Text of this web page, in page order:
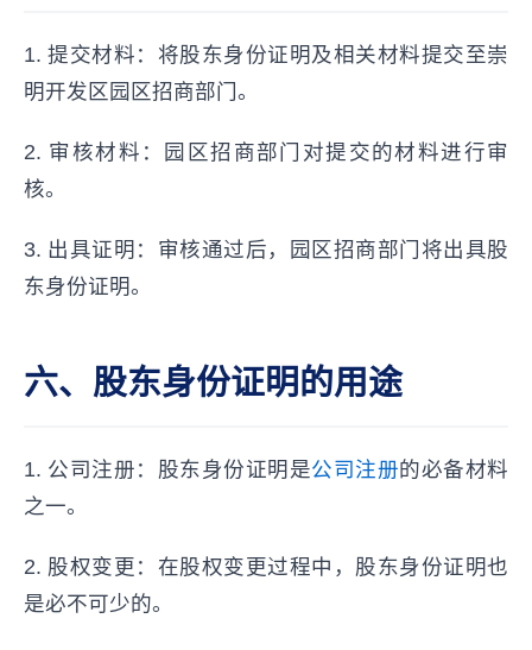
1. 提交材料：将股东身份证明及相关材料提交至崇
明开发区园区招商部门。
2. 审核材料：园区招商部门对提交的材料进行审
核。
3. 出具证明：审核通过后，园区招商部门将出具股
东身份证明。
六、股东身份证明的用途
1. 公司注册：股东身份证明是公司注册的必备材料
之一。
2. 股权变更：在股权变更过程中，股东身份证明也
是必不可少的。